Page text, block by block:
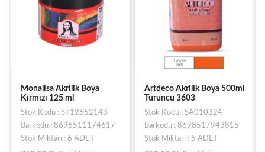
Monalisa Akrilik Boya
Kırmızı 125 ml
Stok Kodu : ST12652143
Barkodu : 8696511174617
Stok Miktarı : 6 ADET
Artdeco Akrilik Boya 500ml
Turuncu 3603
Stok Kodu : SA010324
Barkodu : 8698517943815
Stok Miktarı : 5 ADET